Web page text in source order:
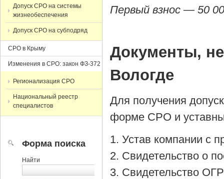
Первый взнос — 50
Документы,
Вологде
Для получения
форме СРО и
Устав компании с
Cвидетельство о
Cвидетельство
Допуск СРО на системы
жизнеобеспечения
Допуск СРО на субподряд
СРО в Крыму
Изменения в СРО: закон ФЗ-372
Регионализация СРО
Национальный реестр
специалистов
Форма поиска
Найти